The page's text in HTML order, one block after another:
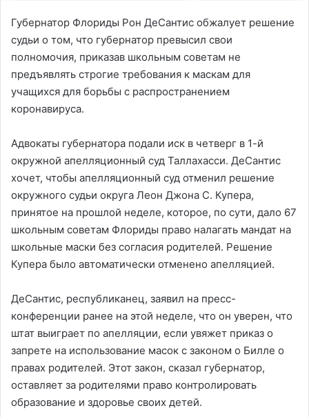
Губернатор Флориды Рон ДеСантис обжалует решение
судьи о том, что губернатор превысил свои
полномочия, приказав школьным советам не
предъявлять строгие требования к маскам для
учащихся для борьбы с распространением
коронавируса.
Адвокаты губернатора подали иск в четверг в 1-й
окружной апелляционный суд Таллахасси. ДеСантис
хочет, чтобы апелляционный суд отменил решение
окружного судьи округа Леон Джона С. Купера,
принятое на прошлой неделе, которое, по сути, дало 67
школьным советам Флориды право налагать мандат на
школьные маски без согласия родителей. Решение
Купера было автоматически отменено апелляцией.
ДеСантис, республиканец, заявил на пресс-
конференции ранее на этой неделе, что он уверен, что
штат выиграет по апелляции, если увяжет приказ о
запрете на использование масок с законом о Билле о
правах родителей. Этот закон, сказал губернатор,
оставляет за родителями право контролировать
образование и здоровье своих детей.